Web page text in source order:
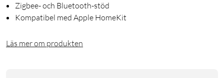
Zigbee- och Bluetooth-stöd
Kompatibel med Apple HomeKit
Läs mer om produkten